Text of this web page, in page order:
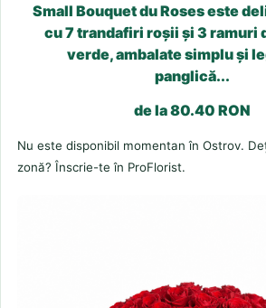
Small Bouquet du Roses este
cu 7 trandafiri roșii și 3 ramuri
verde, ambalate simplu și
panglică...
de la 80.40 RON
Nu este disponibil momentan în Ostrov.
zonă? Înscrie-te în ProFlorist.